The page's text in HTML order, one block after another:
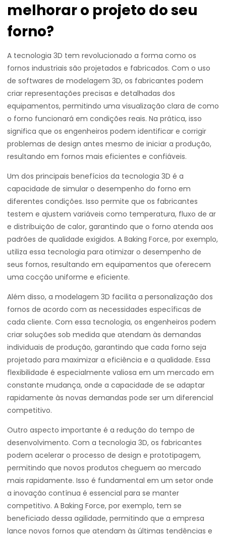
melhorar o projeto do seu
forno?
A tecnologia 3D tem revolucionado a forma como os
fornos industriais são projetados e fabricados. Com o uso
de softwares de modelagem 3D, os fabricantes podem
criar representações precisas e detalhadas dos
equipamentos, permitindo uma visualização clara de como
o forno funcionará em condições reais. Na prática, isso
significa que os engenheiros podem identificar e corrigir
problemas de design antes mesmo de iniciar a produção,
resultando em fornos mais eficientes e confiáveis.
Um dos principais benefícios da tecnologia 3D é a
capacidade de simular o desempenho do forno em
diferentes condições. Isso permite que os fabricantes
testem e ajustem variáveis como temperatura, fluxo de ar
e distribuição de calor, garantindo que o forno atenda aos
padrões de qualidade exigidos. A Baking Force, por exemplo,
utiliza essa tecnologia para otimizar o desempenho de
seus fornos, resultando em equipamentos que oferecem
uma cocção uniforme e eficiente.
Além disso, a modelagem 3D facilita a personalização dos
fornos de acordo com as necessidades específicas de
cada cliente. Com essa tecnologia, os engenheiros podem
criar soluções sob medida que atendam às demandas
individuais de produção, garantindo que cada forno seja
projetado para maximizar a eficiência e a qualidade. Essa
flexibilidade é especialmente valiosa em um mercado em
constante mudança, onde a capacidade de se adaptar
rapidamente às novas demandas pode ser um diferencial
competitivo.
Outro aspecto importante é a redução do tempo de
desenvolvimento. Com a tecnologia 3D, os fabricantes
podem acelerar o processo de design e prototipagem,
permitindo que novos produtos cheguem ao mercado
mais rapidamente. Isso é fundamental em um setor onde
a inovação contínua é essencial para se manter
competitivo. A Baking Force, por exemplo, tem se
beneficiado dessa agilidade, permitindo que a empresa
lance novos fornos que atendam às últimas tendências e